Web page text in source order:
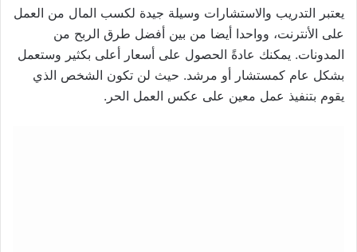
يعتبر التدريب والاستشارات وسيلة جيدة لكسب المال من العمل
على الأنترنت، وواحدا أيضا من بين أفضل طرق الربح من
المدونات. يمكنك عادةً الحصول على أسعار أعلى بكثير وستعمل
بشكل عام كمستشار أو مرشد. حيث لن تكون الشخص الذي
يقوم بتنفيذ عمل معين على عكس العمل الحر.